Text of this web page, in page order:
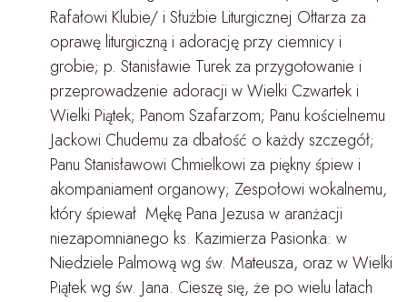
Rafałowi Klubie/ i Służbie Liturgicznej Ołtarza za
oprawę liturgiczną i adorację przy ciemnicy i
grobie; p. Stanisławie Turek za przygotowanie i
przeprowadzenie adoracji w Wielki Czwartek i
Wielki Piątek; Panom Szafarzom; Panu kościelnemu
Jackowi Chudemu za dbałość o każdy szczegół;
Panu Stanisławowi Chmielkowi za piękny śpiew i
akompaniament organowy; Zespołowi wokalnemu,
który śpiewał Mękę Pana Jezusa w aranżacji
niezapomnianego ks. Kazimierza Pasionka: w
Niedziele Palmową wg św. Mateusza, oraz w Wielki
Piątek wg św. Jana. Cieszę się, że po wielu latach